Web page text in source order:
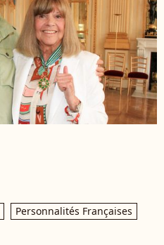
Personnalités Françaises